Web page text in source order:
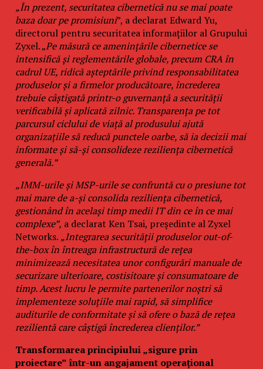
„În prezent, securitatea cibernetică nu se mai poate
baza doar pe promisiuni”, a declarat Edward Yu,
directorul pentru securitatea informațiilor al Grupului
Zyxel. „Pe măsură ce amenințările cibernetice se
intensifică și reglementările globale, precum CRA în
cadrul UE, ridică așteptările privind responsabilitatea
produselor și a firmelor producătoare, încrederea
trebuie câștigată printr-o guvernanță a securității
verificabilă și aplicată zilnic. Transparența pe tot
parcursul ciclului de viață al produsului ajută
organizațiile să reducă punctele oarbe, să ia decizii mai
informate și să-și consolideze reziliența cibernetică
generală.”
„IMM-urile și MSP-urile se confruntă cu o presiune tot
mai mare de a-și consolida reziliența cibernetică,
gestionând în același timp medii IT din ce în ce mai
complexe”, a declarat Ken Tsai, președinte al Zyxel
Networks. „Integrarea securității produselor out-of-
the-box în întreaga infrastructură de rețea
minimizează necesitatea unor configurări manuale de
securizare ulterioare, costisitoare și consumatoare de
timp. Acest lucru le permite partenerilor noștri să
implementeze soluțiile mai rapid, să simplifice
auditurile de conformitate și să ofere o bază de rețea
rezilientă care câștigă încrederea clienților.”
Transformarea principiului „sigure prin
proiectare” într-un angajament operațional